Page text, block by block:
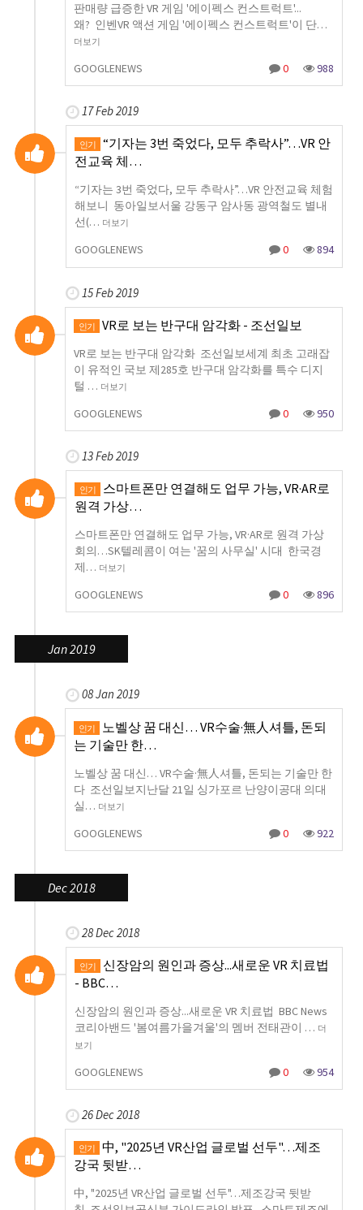
판매량 급증한 VR 게임 '에이펙스 컨스트럭트'...
왜? 인벤VR 액션 게임 '에이펙스 컨스트럭트'이 단…
더보기
GOOGLENEWS 0 988
17 Feb 2019
인기
“기자는 3번 죽었다, 모두 추락사”…VR 안
전교육 체…
“기자는 3번 죽었다, 모두 추락사”…VR 안전교육 체험
해보니 동아일보서울 강동구 암사동 광역철도 별내
선(… 더보기
GOOGLENEWS 0 894
15 Feb 2019
인기 VR로 보는 반구대 암각화 - 조선일보
VR로 보는 반구대 암각화 조선일보세계 최초 고래잡
이 유적인 국보 제285호 반구대 암각화를 특수 디지
털 … 더보기
GOOGLENEWS 0 950
13 Feb 2019
인기
스마트폰만 연결해도 업무 가능, VR·AR로
원격 가상…
스마트폰만 연결해도 업무 가능, VR·AR로 원격 가상
회의…SK텔레콤이 여는 '꿈의 사무실' 시대 한국경
제… 더보기
GOOGLENEWS 0 896
Jan 2019
08 Jan 2019
인기
노벨상 꿈 대신… VR수술·無人셔틀, 돈되
는 기술만 한…
노벨상 꿈 대신… VR수술·無人셔틀, 돈되는 기술만 한
다 조선일보지난달 21일 싱가포르 난양이공대 의대
실… 더보기
GOOGLENEWS 0 922
Dec 2018
28 Dec 2018
인기
신장암의 원인과 증상...새로운 VR 치료법
- BBC…
신장암의 원인과 증상...새로운 VR 치료법 BBC News
코리아밴드 '봄여름가을겨울'의 멤버 전태관이 … 더
보기
GOOGLENEWS 0 954
26 Dec 2018
인기
中, "2025년 VR산업 글로벌 선두"…제조
강국 뒷받…
中, "2025년 VR산업 글로벌 선두"…제조강국 뒷받